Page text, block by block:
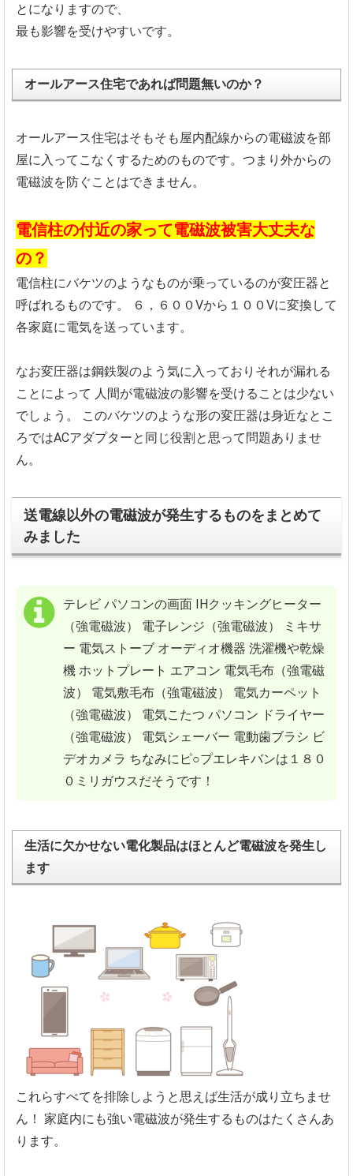
とになりますので、
最も影響を受けやすいです。
オールアース住宅であれば問題無いのか？
オールアース住宅はそもそも屋内配線からの電磁波を部
屋に入ってこなくするためのものです。つまり外からの
電磁波を防ぐことはできません。
電信柱の付近の家って電磁波被害大丈夫な
の？
電信柱にバケツのようなものが乗っているのが変圧器と
呼ばれるものです。
６，６００Vから１００Vに変換して
各家庭に電気を送っています。
なお変圧器は鋼鉄製のよう気に入っておりそれが漏れる
ことによって 人間が電磁波の影響を受けることは少ない
でしょう。
このバケツのような形の変圧器は身近なとこ
ろではACアダプターと同じ役割と思って問題ありませ
ん。
送電線以外の電磁波が発生するものをまとめて
みました
テレビ パソコンの画面 IHクッキングヒーター
（強電磁波）
電子レンジ（強電磁波）
ミキサ
ー 電気ストーブ オーディオ機器 洗濯機や乾燥
機 ホットプレート エアコン 電気毛布（強電磁
波）
電気敷毛布（強電磁波）
電気カーペット
（強電磁波）
電気こたつ パソコン ドライヤー
（強電磁波）
電気シェーバー 電動歯ブラシ ビ
デオカメラ ちなみにピ○プエレキバンは１８０
０ミリガウスだそうです！
生活に欠かせない電化製品はほとんど電磁波を発生し
ます
これらすべてを排除しようと思えば生活が成り立ちませ
ん！ 家庭内にも強い電磁波が発生するものはたくさんあ
ります。